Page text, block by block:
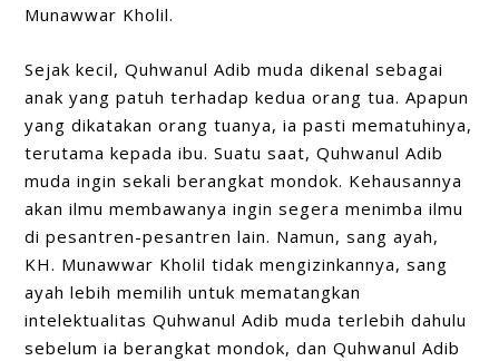
Munawwar Kholil.
Sejak kecil, Quhwanul Adib muda dikenal sebagai
anak yang patuh terhadap kedua orang tua. Apapun
yang dikatakan orang tuanya, ia pasti mematuhinya,
terutama kepada ibu. Suatu saat, Quhwanul Adib
muda ingin sekali berangkat mondok. Kehausannya
akan ilmu membawanya ingin segera menimba ilmu
di pesantren-pesantren lain. Namun, sang ayah,
KH. Munawwar Kholil tidak mengizinkannya, sang
ayah lebih memilih untuk mematangkan
intelektualitas Quhwanul Adib muda terlebih dahulu
sebelum ia berangkat mondok, dan Quhwanul Adib